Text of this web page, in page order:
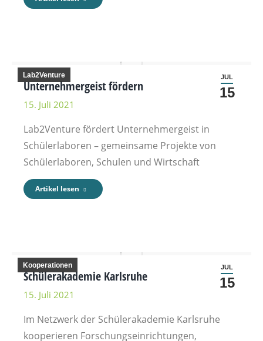
JUL
15
Lab2Venture
Unternehmergeist fördern
15. Juli 2021
Lab2Venture fördert Unternehmergeist in
Schülerlaboren – gemeinsame Projekte von
Schülerlaboren, Schulen und Wirtschaft
Artikel lesen
JUL
15
Kooperationen
Schülerakademie Karlsruhe
15. Juli 2021
Im Netzwerk der Schülerakademie Karlsruhe
kooperieren Forschungseinrichtungen,